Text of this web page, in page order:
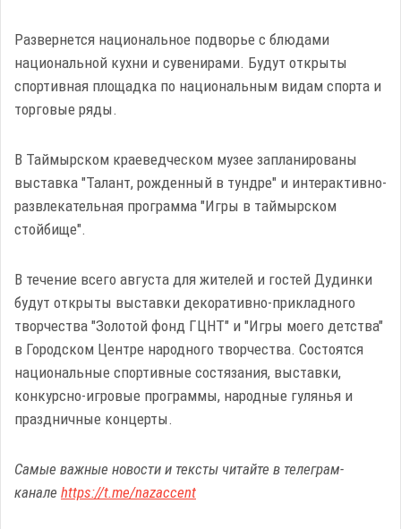
Развернется национальное подворье с блюдами
национальной кухни и сувенирами. Будут открыты
спортивная площадка по национальным видам спорта и
торговые ряды.
В Таймырском краеведческом музее запланированы
выставка "Талант, рожденный в тундре" и интерактивно-
развлекательная программа "Игры в таймырском
стойбище".
В течение всего августа для жителей и гостей Дудинки
будут открыты выставки декоративно-прикладного
творчества "Золотой фонд ГЦНТ" и "Игры моего детства"
в Городском Центре народного творчества. Состоятся
национальные спортивные состязания, выставки,
конкурсно-игровые программы, народные гулянья и
праздничные концерты.
Самые важные новости и тексты читайте в телеграм-
канале https://t.me/nazaccent